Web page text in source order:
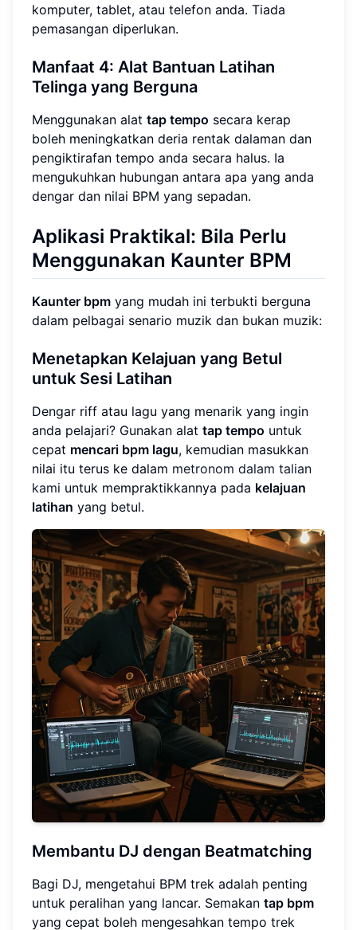
komputer, tablet, atau telefon anda. Tiada
pemasangan diperlukan.
Manfaat 4: Alat Bantuan Latihan
Telinga yang Berguna
Menggunakan alat tap tempo secara kerap
boleh meningkatkan deria rentak dalaman dan
pengiktirafan tempo anda secara halus. Ia
mengukuhkan hubungan antara apa yang anda
dengar dan nilai BPM yang sepadan.
Aplikasi Praktikal: Bila Perlu
Menggunakan Kaunter BPM
Kaunter bpm yang mudah ini terbukti berguna
dalam pelbagai senario muzik dan bukan muzik:
Menetapkan Kelajuan yang Betul
untuk Sesi Latihan
Dengar riff atau lagu yang menarik yang ingin
anda pelajari? Gunakan alat tap tempo untuk
cepat mencari bpm lagu, kemudian masukkan
nilai itu terus ke dalam metronom dalam talian
kami untuk mempraktikkannya pada kelajuan
latihan yang betul.
Membantu DJ dengan Beatmatching
Bagi DJ, mengetahui BPM trek adalah penting
untuk peralihan yang lancar. Semakan tap bpm
yang cepat boleh mengesahkan tempo trek